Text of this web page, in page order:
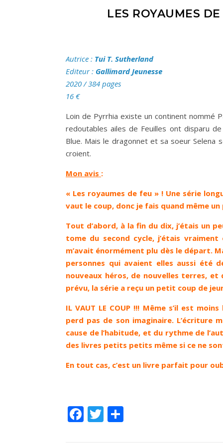
LES ROYAUMES
Autrice : Tui T. Sutherland
Editeur : Gallimard Jeunesse
2020 / 384 pages
16 €
Loin de Pyrrhia existe un continent nommé
redoutables ailes de Feuilles ont disparu
Blue. Mais le dragonnet et sa soeur Selena
croient.
Mon avis :
« Les royaumes de feu » ! Une série
vaut le coup, donc je fais quand même
Tout d’abord, à la fin du dix, j’étais un
tome du second cycle, j’étais
m’avait énormément plu dès le départ.
personnes qui avaient elles aussi été
nouveaux héros, de nouvelles terres, et
prévu, la série a reçu un petit coup de
IL VAUT LE COUP !!! Même s’il est
perd pas de son imaginaire. L’écriture
cause de l’habitude, et du rythme de
des livres petits petits même si ce ne
En tout cas, c’est un livre parfait pour
Facebook
Twitter